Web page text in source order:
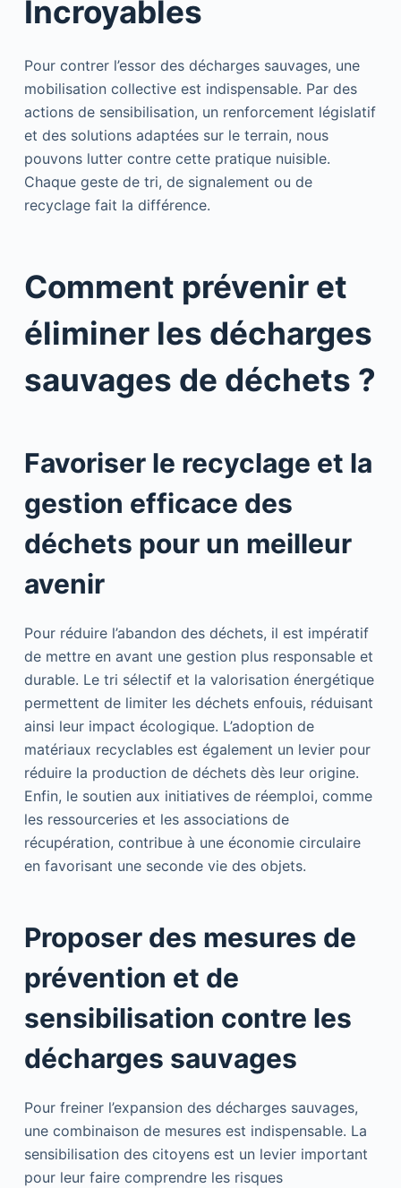
Incroyables
Pour contrer l’essor des décharges sauvages, une
mobilisation collective est indispensable. Par des
actions de sensibilisation, un renforcement législatif
et des solutions adaptées sur le terrain, nous
pouvons lutter contre cette pratique nuisible.
Chaque geste de tri, de signalement ou de
recyclage fait la différence.
Comment prévenir et
éliminer les décharges
sauvages de déchets ?
Favoriser le recyclage et la
gestion efficace des
déchets pour un meilleur
avenir
Pour réduire l’abandon des déchets, il est impératif
de mettre en avant une gestion plus responsable et
durable. Le tri sélectif et la valorisation énergétique
permettent de limiter les déchets enfouis, réduisant
ainsi leur impact écologique. L’adoption de
matériaux recyclables est également un levier pour
réduire la production de déchets dès leur origine.
Enfin, le soutien aux initiatives de réemploi, comme
les ressourceries et les associations de
récupération, contribue à une économie circulaire
en favorisant une seconde vie des objets.
Proposer des mesures de
prévention et de
sensibilisation contre les
décharges sauvages
Pour freiner l’expansion des décharges sauvages,
une combinaison de mesures est indispensable. La
sensibilisation des citoyens est un levier important
pour leur faire comprendre les risques